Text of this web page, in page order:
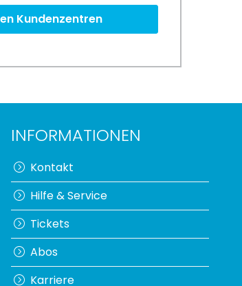
Kundenzentren
INFORMATIONEN
Kontakt
Hilfe & Service
Tickets
Abos
Karriere